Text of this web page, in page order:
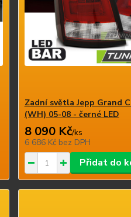
Zadní světla Jepp Grand
(WH) 05-08 - černé LED
8 090 Kč/ks
6 686 Kč bez DPH
Přidat do